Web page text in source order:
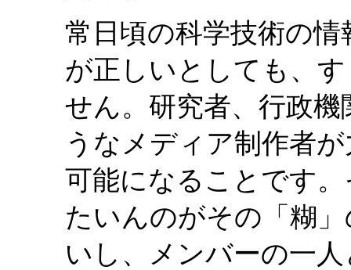
常日頃の科学技術の
が正しいとしても、
せん。研究者、行政
うなメディア制作者
可能になることです
たいんのがその「糊
いし、メンバーの一